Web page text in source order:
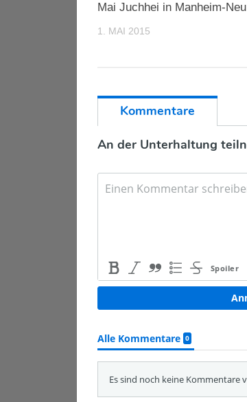
Mai Juchhei in Manheim-Neu
1. MAI 2015